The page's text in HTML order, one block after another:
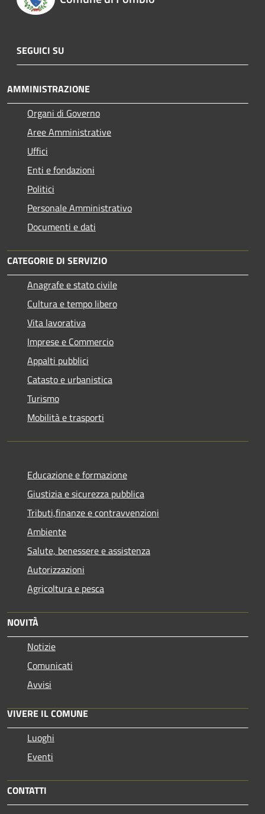
SEGUICI SU
AMMINISTRAZIONE
Organi di Governo
Aree Amministrative
Uffici
Enti e fondazioni
Politici
Personale Amministrativo
Documenti e dati
CATEGORIE DI SERVIZIO
Anagrafe e stato civile
Cultura e tempo libero
Vita lavorativa
Imprese e Commercio
Appalti pubblici
Catasto e urbanistica
Turismo
Mobilità e trasporti
Educazione e formazione
Giustizia e sicurezza pubblica
Tributi,finanze e contravvenzioni
Ambiente
Salute, benessere e assistenza
Autorizzazioni
Agricoltura e pesca
NOVITÀ
Notizie
Comunicati
Avvisi
VIVERE IL COMUNE
Luoghi
Eventi
CONTATTI